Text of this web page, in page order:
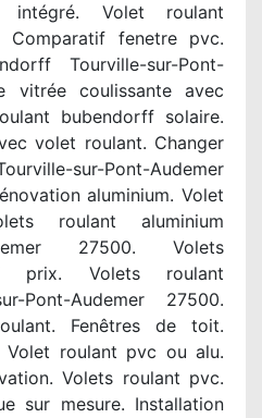
Volet roulant
Comparatif fenetre pvc.
Tourville-sur-Pont-
vitrée coulissante avec
bubendorff solaire.
volet roulant. Changer
sur-Pont-Audemer
aluminium. Volet
roulant aluminium
27500. Volets
prix. Volets roulant
Pont-Audemer 27500.
Fenêtres de toit.
roulant pvc ou alu.
Volets roulant pvc.
sur mesure. Installation